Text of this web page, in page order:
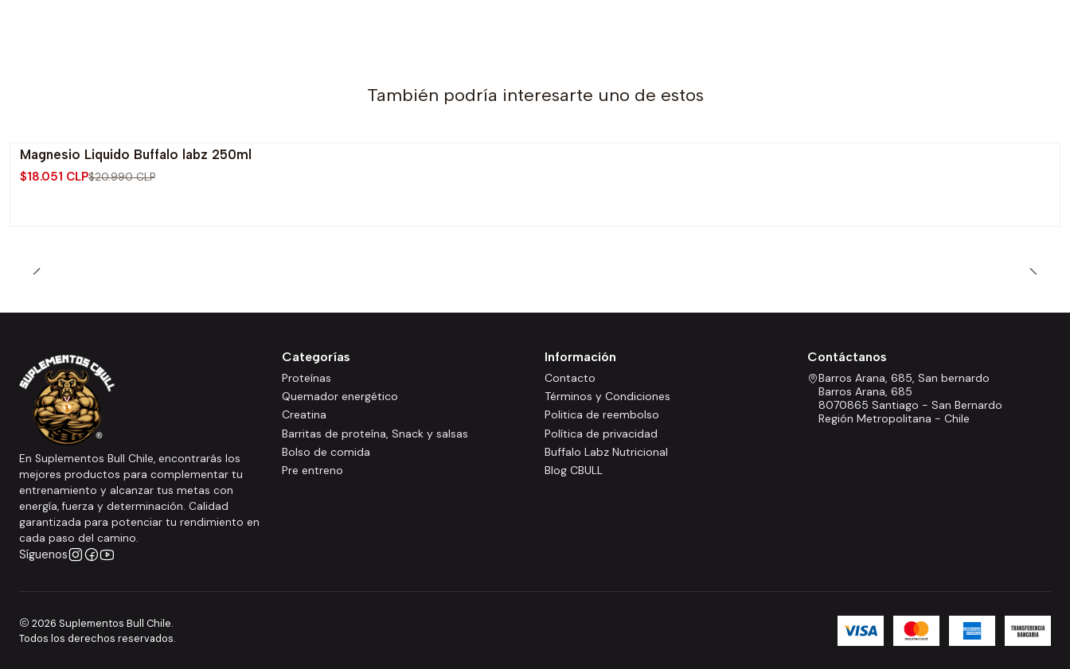
También podría interesarte uno de estos
-14% OFF
Magnesio Liquido Buffalo labz 250ml
$18.051 CLP$20.990 CLP
En Suplementos Bull Chile, encontrarás los
mejores productos para complementar tu
entrenamiento y alcanzar tus metas con
energía, fuerza y determinación. Calidad
garantizada para potenciar tu rendimiento en
cada paso del camino.
Síguenos
Categorías
Proteínas
Quemador energético
Creatina
Barritas de proteína, Snack y salsas
Bolso de comida
Pre entreno
Información
Contacto
Términos y Condiciones
Politica de reembolso
Política de privacidad
Buffalo Labz Nutricional
Blog CBULL
Contáctanos
Barros Arana, 685, San bernardo
Barros Arana, 685
8070865 Santiago - San Bernardo
Región Metropolitana - Chile
2026 Suplementos Bull Chile.
Todos los derechos reservados.